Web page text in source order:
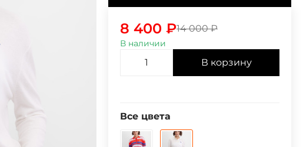
14 000₽
8 400 ₽
В наличии
В корзину
Все цвета